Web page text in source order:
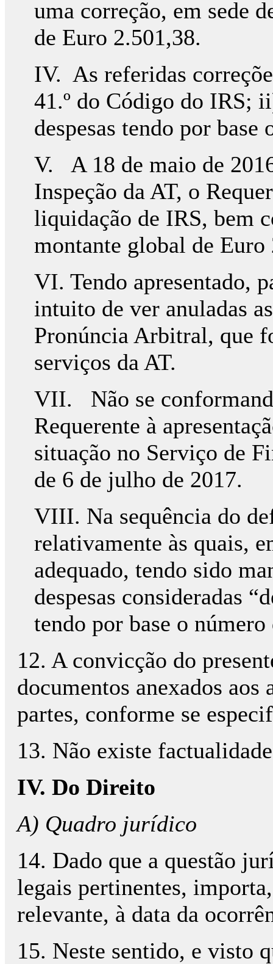
uma correção, em sede
de Euro 2.501,38.
IV. As referidas
41.º do Código do IRS;
despesas tendo por
V. A 18 de maio de
Inspeção da AT, o
liquidação de IRS, bem
montante global de Euro
VI. Tendo apresentado,
intuito de ver anuladas
Pronúncia Arbitral, que
serviços da AT.
VII. Não se
Requerente à
situação no Serviço de
de 6 de julho de 2017.
VIII. Na sequência do
relativamente às quais,
adequado, tendo sido
despesas consideradas
tendo por base o
12. A convicção do
documentos anexados aos
partes, conforme se
13. Não existe
IV. Do Direito
A) Quadro jurídico
14. Dado que a questão
legais pertinentes,
relevante, à data da
15. Neste sentido, e visto